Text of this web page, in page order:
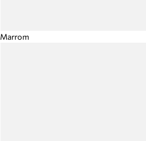
Marrom